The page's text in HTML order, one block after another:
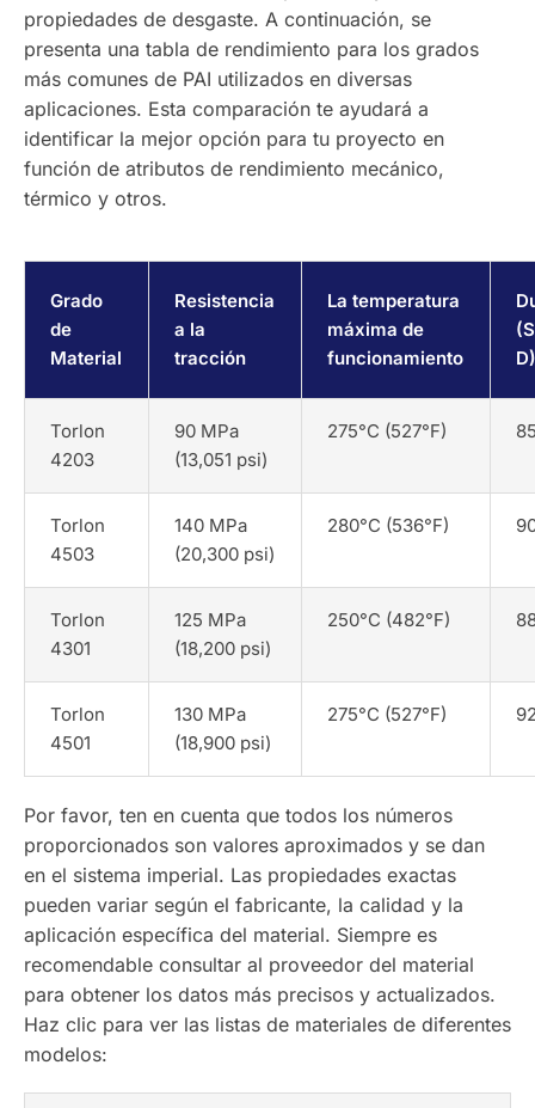
propiedades de desgaste. A continuación, se
presenta una tabla de rendimiento para los grados
más comunes de PAI utilizados en diversas
aplicaciones. Esta comparación te ayudará a
identificar la mejor opción para tu proyecto en
función de atributos de rendimiento mecánico,
térmico y otros.
Grado
de
Material
Resistencia
a la
tracción
La temperatura
máxima de
funcionamiento
Torlon
4203
90 MPa
(13,051 psi)
275°C (527°F)
Torlon
4503
140 MPa
(20,300 psi)
280°C (536°F)
Torlon
4301
125 MPa
(18,200 psi)
250°C (482°F)
Torlon
4501
130 MPa
(18,900 psi)
275°C (527°F)
Por favor, ten en cuenta que todos los números
proporcionados son valores aproximados y se dan
en el sistema imperial. Las propiedades exactas
pueden variar según el fabricante, la calidad y la
aplicación específica del material. Siempre es
recomendable consultar al proveedor del material
para obtener los datos más precisos y actualizados.
Haz clic para ver las listas de materiales de diferentes
modelos: